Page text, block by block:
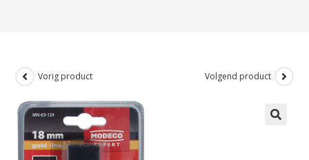
Vorig product Volgend product